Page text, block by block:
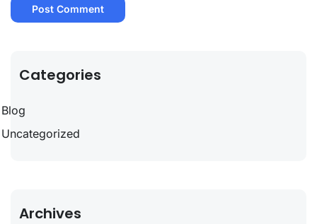
Categories
Blog
Uncategorized
Archives